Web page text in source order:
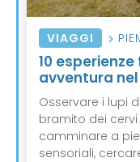
VIAGGI
10
avventura
Osservare i lupi
bramito dei
camminare a
sensoriali,